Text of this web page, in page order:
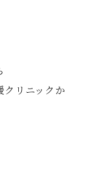
リニックか